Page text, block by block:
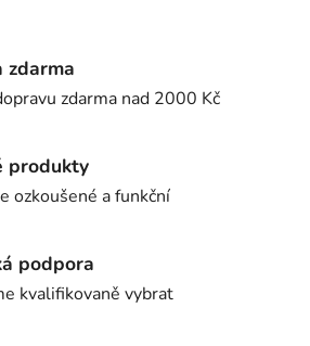
zdarma
zdarma nad 2000 Kč
produkty
ozkoušené a funkční
podpora
kvalifikovaně vybrat